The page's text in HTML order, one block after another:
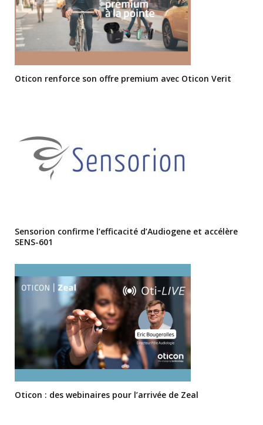
Oticon renforce son offre premium avec Oticon Verit
Sensorion confirme l’efficacité d’Audiogene et accélère
SENS-601
Oticon : des webinaires pour l’arrivée de Zeal